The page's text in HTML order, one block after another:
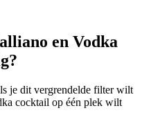
en Vodka
je dit vergrendelde filter wilt
cocktail op één plek wilt